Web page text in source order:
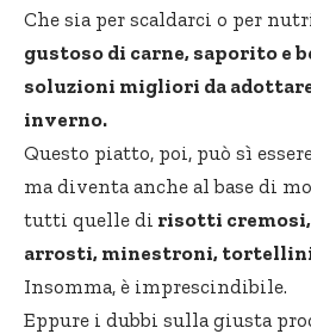
Che sia per scaldarci o per
gustoso di carne, saporito e
soluzioni migliori da
inverno.
Questo piatto, poi, può sì
ma diventa anche al base di
tutti quelle di risotti
arrosti, minestroni, tortellini
Insomma, è imprescindibile.
Eppure i dubbi sulla giusta